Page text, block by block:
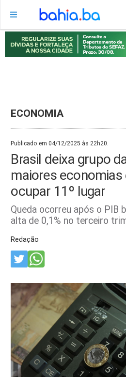
ECONOMIA
Publicado em 04/12/2025 às 22h20.
Brasil deixa grupo
maiores economias
ocupar 11º lugar
Queda ocorreu após o PIB
alta de 0,1% no terceiro
Redação